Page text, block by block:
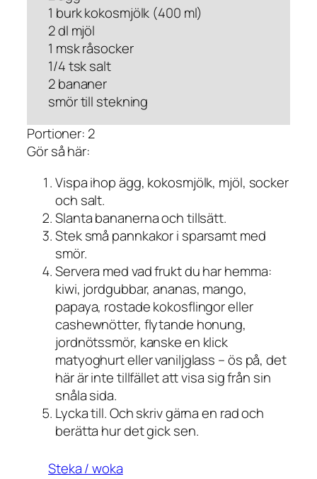
1 burk kokosmjölk (400 ml)
2 dl mjöl
1 msk råsocker
1/4 tsk salt
2 bananer
smör till stekning
Portioner: 2
Gör så här:
Vispa ihop ägg, kokosmjölk, mjöl, socker
och salt.
Slanta bananerna och tillsätt.
Stek små pannkakor i sparsamt med
smör.
Servera med vad frukt du har hemma:
kiwi, jordgubbar, ananas, mango,
papaya, rostade kokosflingor eller
cashewnötter, flytande honung,
jordnötssmör, kanske en klick
matyoghurt eller vaniljglass – ös på, det
här är inte tillfället att visa sig från sin
snåla sida.
Lycka till. Och skriv gärna en rad och
berätta hur det gick sen.
Steka / woka